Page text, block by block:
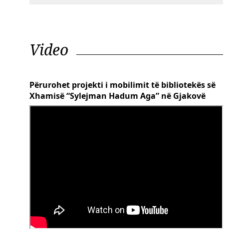
Video
Përurohet projekti i mobilimit të bibliotekës së
Xhamisë “Sylejman Hadum Aga” në Gjakovë